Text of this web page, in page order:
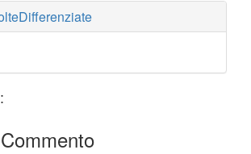
Commento